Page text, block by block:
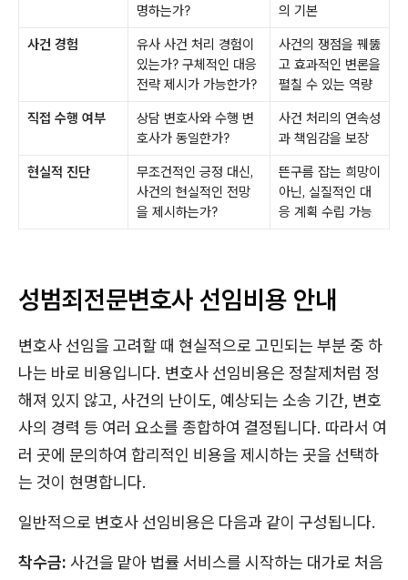
명하는가?
의 기본
사건 경험
유사 사건 처리 경험이
있는가? 구체적인 대응
전략 제시가 가능한가?
사건의 쟁점을 꿰뚫
고 효과적인 변론을
펼칠 수 있는 역량
직접 수행 여부
상담 변호사와 수행 변
호사가 동일한가?
사건 처리의 연속성
과 책임감을 보장
현실적 진단
무조건적인 긍정 대신,
사건의 현실적인 전망
을 제시하는가?
뜬구름 잡는 희망이
아닌, 실질적인 대
응 계획 수립 가능
성범죄전문변호사 선임비용 안내
변호사 선임을 고려할 때 현실적으로 고민되는 부분 중 하
나는 바로 비용입니다. 변호사 선임비용은 정찰제처럼 정
해져 있지 않고, 사건의 난이도, 예상되는 소송 기간, 변호
사의 경력 등 여러 요소를 종합하여 결정됩니다. 따라서 여
러 곳에 문의하여 합리적인 비용을 제시하는 곳을 선택하
는 것이 현명합니다.
일반적으로 변호사 선임비용은 다음과 같이 구성됩니다.
착수금: 사건을 맡아 법률 서비스를 시작하는 대가로 처음